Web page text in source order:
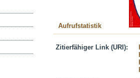
Aufrufstatistik
Zitierfähiger Link (URI):